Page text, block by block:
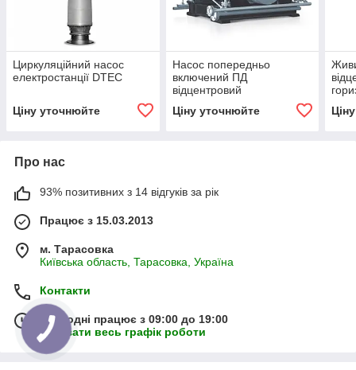
Циркуляційний насос
електростанції DTEC
Ціну уточнюйте
Насос попередньо
включений ПД
відцентровий
одноступінчастий
Ціну уточнюйте
Про нас
93% позитивних з 14 відгуків за рік
Працює з 15.03.2013
м. Тарасовка
Київська область, Тарасовка, Україна
Контакти
Сьогодні працює з 09:00 до 19:00
Показати весь графік роботи